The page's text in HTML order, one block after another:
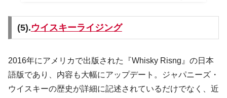
(5).ウイスキーライジング
2016年にアメリカで出版された『Whisky Risng』の日本
語版であり、内容も大幅にアップデート。ジャパニーズ・
ウイスキーの歴史が詳細に記述されているだけでなく、近